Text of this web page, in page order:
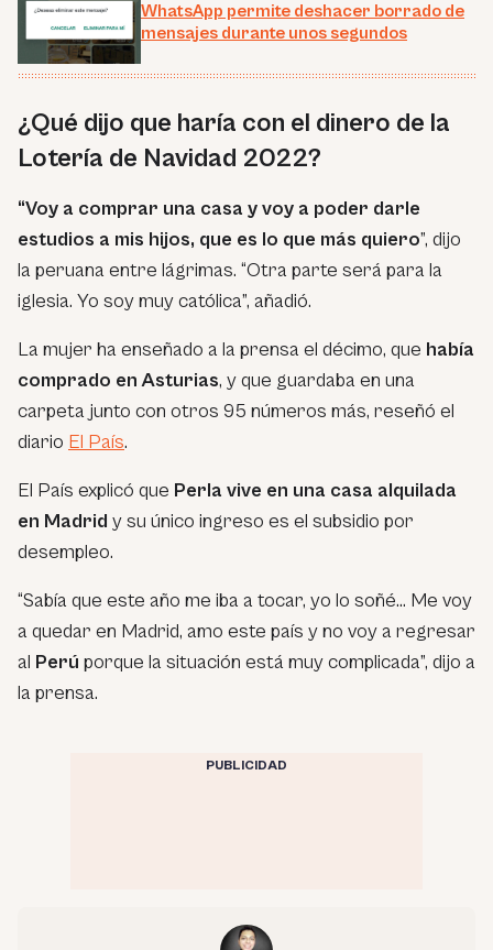
WhatsApp permite deshacer borrado de
mensajes durante unos segundos
¿Qué dijo que haría con el dinero de la
Lotería de Navidad 2022?
“Voy a comprar una casa y voy a poder darle
estudios a mis hijos, que es lo que más quiero”, dijo
la peruana entre lágrimas. “Otra parte será para la
iglesia. Yo soy muy católica”, añadió.
La mujer ha enseñado a la prensa el décimo, que había
comprado en Asturias, y que guardaba en una
carpeta junto con otros 95 números más, reseñó el
diario El País.
El País explicó que Perla vive en una casa alquilada
en Madrid y su único ingreso es el subsidio por
desempleo.
“Sabía que este año me iba a tocar, yo lo soñé… Me voy
a quedar en Madrid, amo este país y no voy a regresar
al Perú porque la situación está muy complicada”, dijo a
la prensa.
PUBLICIDAD